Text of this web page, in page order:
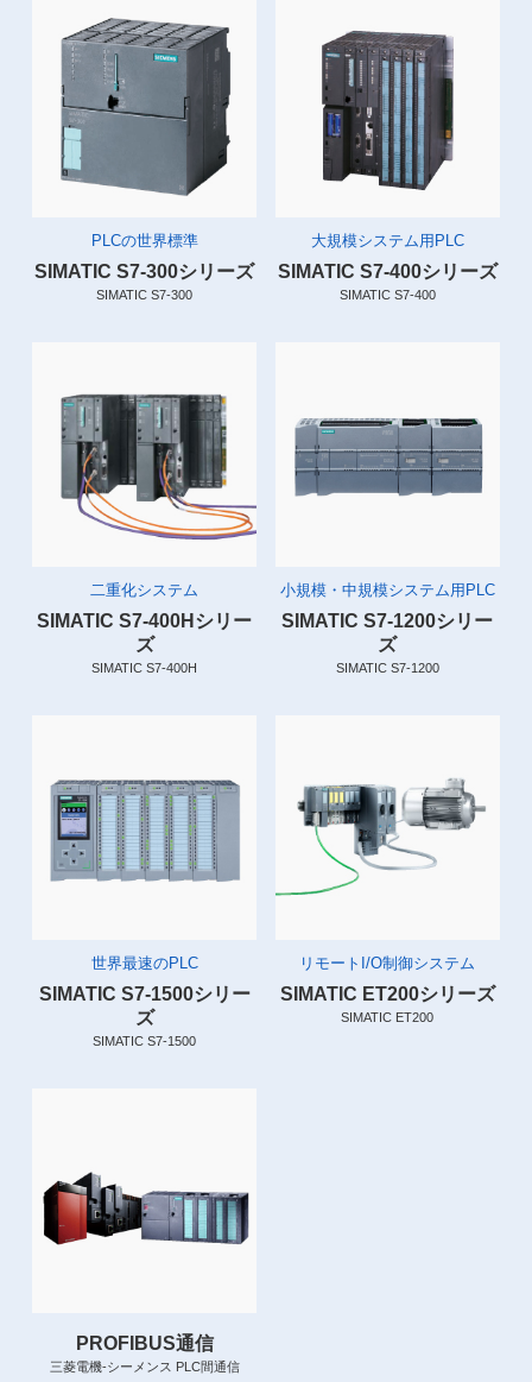
PLCの世界標準
SIMATIC S7-300シリーズ
SIMATIC S7-300
大規模システム用PLC
SIMATIC S7-400シリーズ
SIMATIC S7-400
二重化システム
SIMATIC S7-400Hシリー
ズ
SIMATIC S7-400H
小規模・中規模システム用PLC
SIMATIC S7-1200シリー
ズ
SIMATIC S7-1200
世界最速のPLC
SIMATIC S7-1500シリー
ズ
SIMATIC S7-1500
リモートI/O制御システム
SIMATIC ET200シリーズ
SIMATIC ET200
PROFIBUS通信
三菱電機-シーメンス PLC間通信